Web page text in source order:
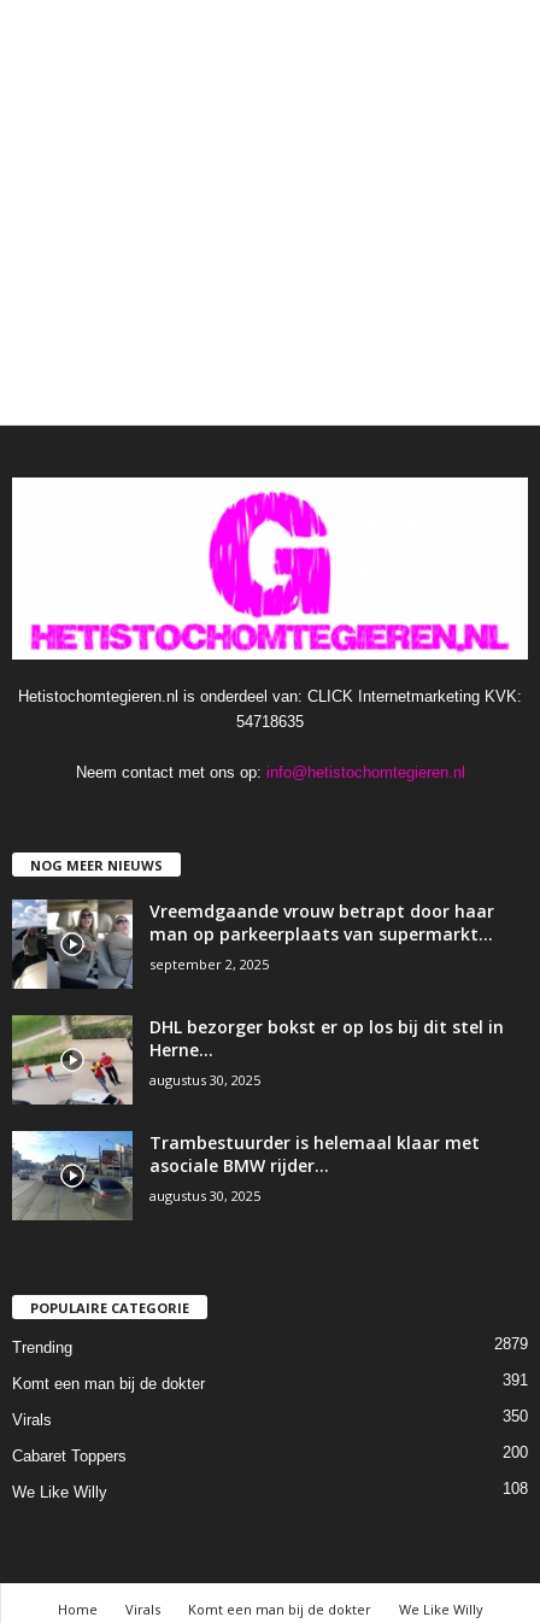
Hetistochomtegieren.nl is onderdeel van: CLICK Internetmarketing KVK:
54718635
Neem contact met ons op: info@hetistochomtegieren.nl
NOG MEER NIEUWS
Vreemdgaande vrouw betrapt door haar
man op parkeerplaats van supermarkt…
september 2, 2025
DHL bezorger bokst er op los bij dit stel in
Herne…
augustus 30, 2025
Trambestuurder is helemaal klaar met
asociale BMW rijder…
augustus 30, 2025
POPULAIRE CATEGORIE
Trending 2879
Komt een man bij de dokter 391
Virals 350
Cabaret Toppers 200
We Like Willy 108
Home Virals Komt een man bij de dokter We Like Willy